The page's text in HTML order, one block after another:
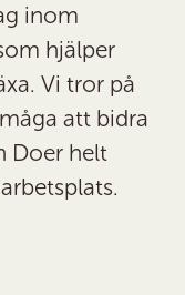
inom
hjälper
Vi tror på
att bidra
Doer helt